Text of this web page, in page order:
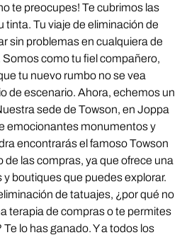
te preocupes! Te cubrimos las
tinta. Tu viaje de eliminación de
sin problemas en cualquiera de
como tu fiel compañero,
tu nuevo rumbo no se vea
de escenario. Ahora, echemos un
sede de Towson, en Joppa
emocionantes monumentos y
encontrarás el famoso Towson
de las compras, ya que ofrece una
boutiques que puedes explorar.
de tatuajes, ¿por qué no
terapia de compras o te permites
lo has ganado. Y a todos los